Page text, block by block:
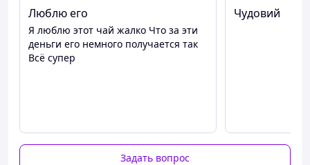
Люблю его
Я люблю этот чай жалко Что за эти
деньги его немного получается так
Всё супер
Чудовий
Задать вопрос